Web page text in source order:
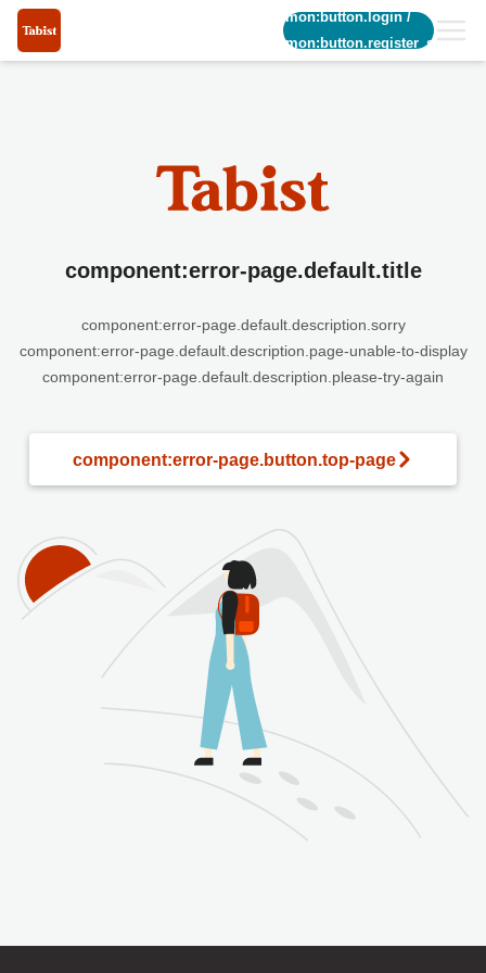
common:button.login/
common:button.register_short
component:error-page.default.title
component:error-page.default.description.sorry
component:error-page.default.description.page-unable-to-display
component:error-page.default.description.please-try-again
component:error-page.button.top-page